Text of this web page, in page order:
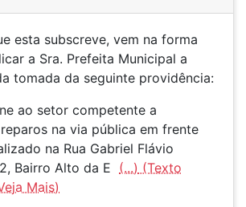
esta subscreve, vem na forma
a Sra. Prefeita Municipal a
tomada da seguinte providência:
ao setor competente a
na via pública em frente
na Rua Gabriel Flávio
Bairro Alto da E (...)